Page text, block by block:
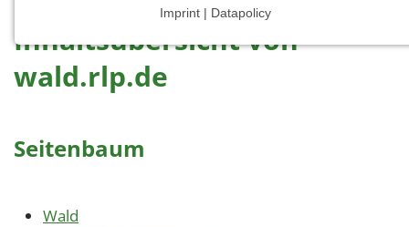
Inhaltsübersicht von
wald.rlp.de
Seitenbaum
Wald
Imprint | Datapolicy